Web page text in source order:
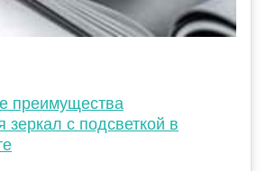
преимущества
зеркал с подсветкой в